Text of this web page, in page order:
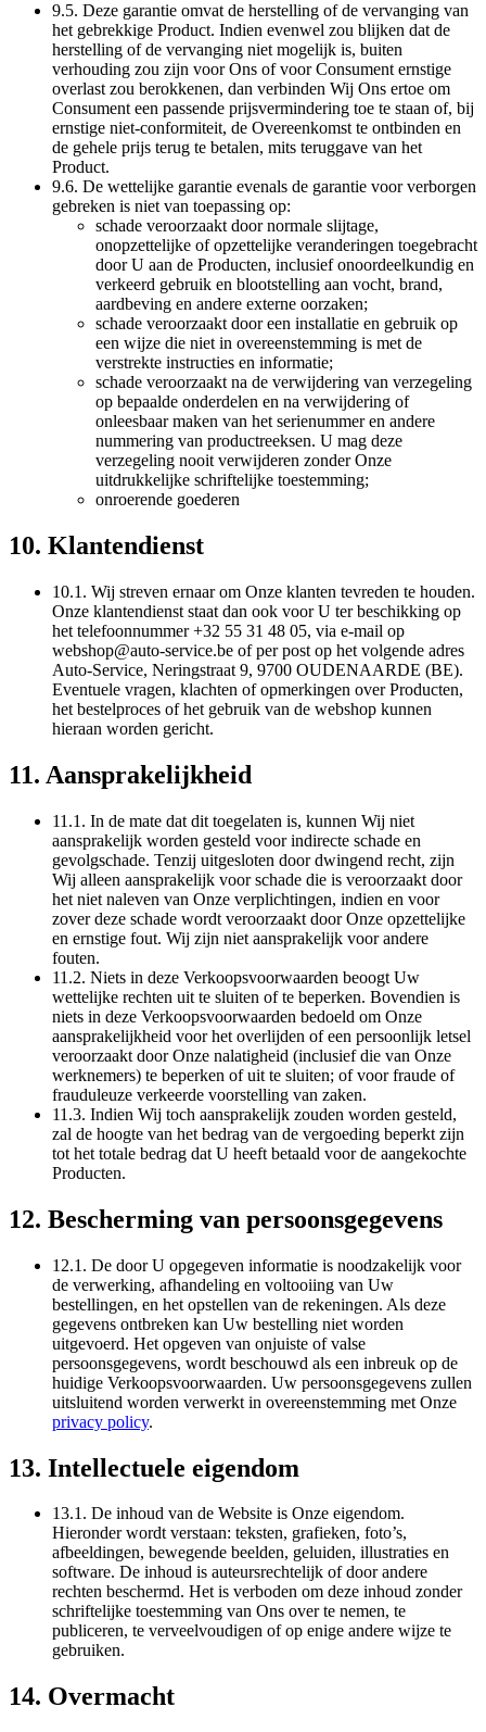
9.5. Deze garantie omvat de herstelling of de vervanging van
het gebrekkige Product. Indien evenwel zou blijken dat de
herstelling of de vervanging niet mogelijk is, buiten
verhouding zou zijn voor Ons of voor Consument ernstige
overlast zou berokkenen, dan verbinden Wij Ons ertoe om
Consument een passende prijsvermindering toe te staan of, bij
ernstige niet-conformiteit, de Overeenkomst te ontbinden en
de gehele prijs terug te betalen, mits teruggave van het
Product.
9.6. De wettelijke garantie evenals de garantie voor verborgen
gebreken is niet van toepassing op:
schade veroorzaakt door normale slijtage,
onopzettelijke of opzettelijke veranderingen toegebracht
door U aan de Producten, inclusief onoordeelkundig en
verkeerd gebruik en blootstelling aan vocht, brand,
aardbeving en andere externe oorzaken;
schade veroorzaakt door een installatie en gebruik op
een wijze die niet in overeenstemming is met de
verstrekte instructies en informatie;
schade veroorzaakt na de verwijdering van verzegeling
op bepaalde onderdelen en na verwijdering of
onleesbaar maken van het serienummer en andere
nummering van productreeksen. U mag deze
verzegeling nooit verwijderen zonder Onze
uitdrukkelijke schriftelijke toestemming;
onroerende goederen
10. Klantendienst
10.1. Wij streven ernaar om Onze klanten tevreden te houden.
Onze klantendienst staat dan ook voor U ter beschikking op
het telefoonnummer +32 55 31 48 05, via e-mail op
webshop@auto-service.be of per post op het volgende adres
Auto-Service, Neringstraat 9, 9700 OUDENAARDE (BE).
Eventuele vragen, klachten of opmerkingen over Producten,
het bestelproces of het gebruik van de webshop kunnen
hieraan worden gericht.
11. Aansprakelijkheid
11.1. In de mate dat dit toegelaten is, kunnen Wij niet
aansprakelijk worden gesteld voor indirecte schade en
gevolgschade. Tenzij uitgesloten door dwingend recht, zijn
Wij alleen aansprakelijk voor schade die is veroorzaakt door
het niet naleven van Onze verplichtingen, indien en voor
zover deze schade wordt veroorzaakt door Onze opzettelijke
en ernstige fout. Wij zijn niet aansprakelijk voor andere
fouten.
11.2. Niets in deze Verkoopsvoorwaarden beoogt Uw
wettelijke rechten uit te sluiten of te beperken. Bovendien is
niets in deze Verkoopsvoorwaarden bedoeld om Onze
aansprakelijkheid voor het overlijden of een persoonlijk letsel
veroorzaakt door Onze nalatigheid (inclusief die van Onze
werknemers) te beperken of uit te sluiten; of voor fraude of
frauduleuze verkeerde voorstelling van zaken.
11.3. Indien Wij toch aansprakelijk zouden worden gesteld,
zal de hoogte van het bedrag van de vergoeding beperkt zijn
tot het totale bedrag dat U heeft betaald voor de aangekochte
Producten.
12. Bescherming van persoonsgegevens
12.1. De door U opgegeven informatie is noodzakelijk voor
de verwerking, afhandeling en voltooiing van Uw
bestellingen, en het opstellen van de rekeningen. Als deze
gegevens ontbreken kan Uw bestelling niet worden
uitgevoerd. Het opgeven van onjuiste of valse
persoonsgegevens, wordt beschouwd als een inbreuk op de
huidige Verkoopsvoorwaarden. Uw persoonsgegevens zullen
uitsluitend worden verwerkt in overeenstemming met Onze
privacy policy.
13. Intellectuele eigendom
13.1. De inhoud van de Website is Onze eigendom.
Hieronder wordt verstaan: teksten, grafieken, foto’s,
afbeeldingen, bewegende beelden, geluiden, illustraties en
software. De inhoud is auteursrechtelijk of door andere
rechten beschermd. Het is verboden om deze inhoud zonder
schriftelijke toestemming van Ons over te nemen, te
publiceren, te verveelvoudigen of op enige andere wijze te
gebruiken.
14. Overmacht